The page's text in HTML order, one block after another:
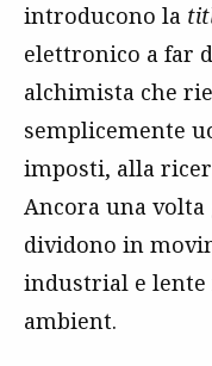
introducono la
elettronico a far
alchimista che
semplicemente
imposti, alla
Ancora una
dividono in
industrial e lente
ambient.